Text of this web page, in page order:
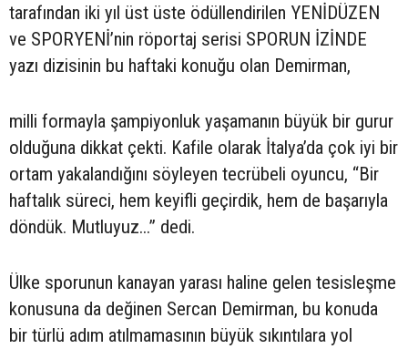
tarafından iki yıl üst üste ödüllendirilen YENİDÜZEN
ve SPORYENİ’nin röportaj serisi SPORUN İZİNDE
yazı dizisinin bu haftaki konuğu olan Demirman,
milli formayla şampiyonluk yaşamanın büyük bir gurur
olduğuna dikkat çekti. Kafile olarak İtalya’da çok iyi bir
ortam yakalandığını söyleyen tecrübeli oyuncu, “Bir
haftalık süreci, hem keyifli geçirdik, hem de başarıyla
döndük. Mutluyuz...” dedi.
Ülke sporunun kanayan yarası haline gelen tesisleşme
konusuna da değinen Sercan Demirman, bu konuda
bir türlü adım atılmamasının büyük sıkıntılara yol